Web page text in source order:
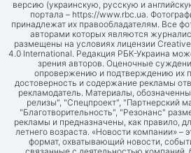
версию (украинскую, русскую и
портала – https://www.rbc.ua.
принадлежат их правообладателям. Все
авторами которых являются
размещены на условиях лицензии
4.0 International. Редакция РБК-Украина
зрения авторов. Оценочные
опровержению и подтверждению их
достоверность и содержание рекламы
рекламодатель. Материалы,
релизы", "Спецпроект", "Партнерский
"Благотворительность", "Резонанс"
рекламы и предназначены, как правило,
летнего возраста. «Новости компании» –
формат, охватывающий новости,